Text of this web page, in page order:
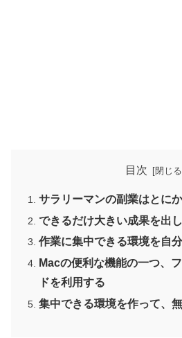
目次
サラリーマンの副業はとに
できるだけ大きい成果を出
作業に集中できる環境を自
Macの便利な機能の一つ、
ドを利用する
集中できる環境を作って、